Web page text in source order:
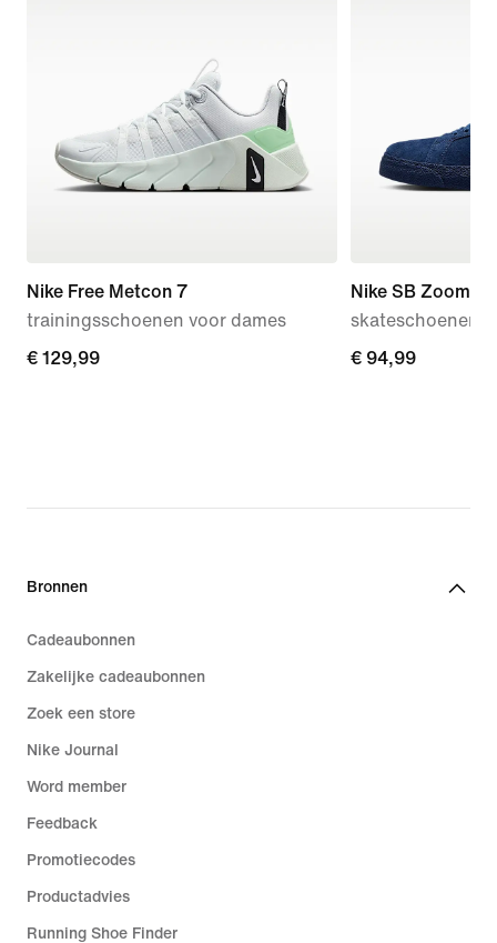
Nike Free Metcon 7
trainingsschoenen voor dames
€ 129,99
€ 129,99
Nike SB Zoom
skateschoenen
€ 94,99
€ 94,99
Bronnen
Cadeaubonnen
Zakelijke cadeaubonnen
Zoek een store
Nike Journal
Word member
Feedback
Promotiecodes
Productadvies
Running Shoe Finder